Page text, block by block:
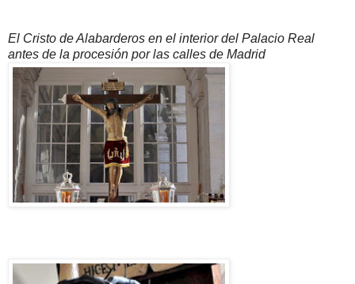
El Cristo de Alabarderos en el interior del Palacio Real
antes de la procesión por las calles de Madrid